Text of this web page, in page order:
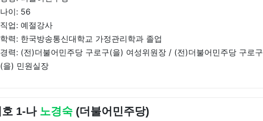
나이: 56
직업: 예절강사
학력: 한국방송통신대학교 가정관리학과 졸업
경력: (전)더불어민주당 구로구(을) 여성위원장 / (전)더불어민주당 구로구
(을) 민원실장
1-나 노경숙 (더불어민주당)